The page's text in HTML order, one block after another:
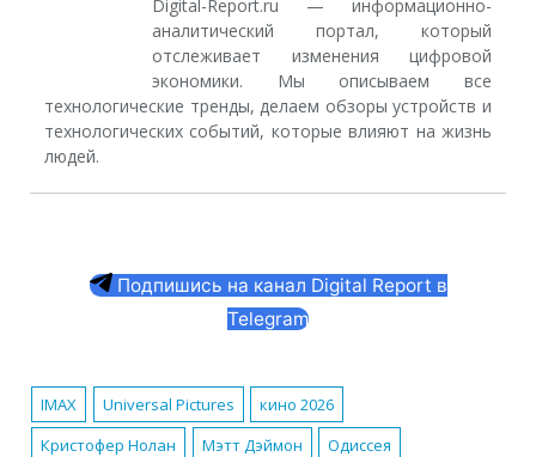
Digital-Report.ru — информационно-
аналитический портал, который
отслеживает изменения цифровой
экономики. Мы описываем все
технологические тренды, делаем обзоры устройств и
технологических событий, которые влияют на жизнь
людей.
Подпишись на канал Digital Report в
Telegram
IMAX Universal Pictures
кино 2026
Кристофер Нолан
Мэтт Дэймон
Одиссея